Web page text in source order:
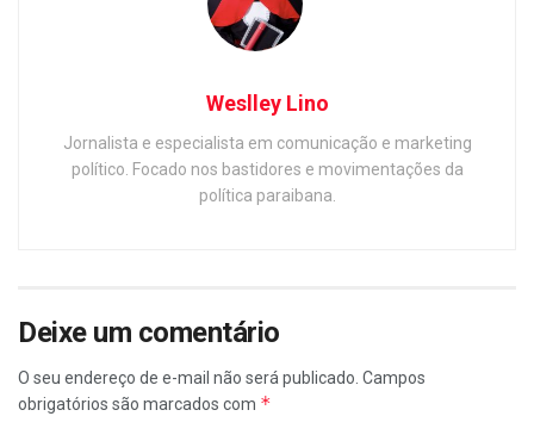
Weslley Lino
Jornalista e especialista em comunicação e marketing
político. Focado nos bastidores e movimentações da
política paraibana.
Deixe um comentário
O seu endereço de e-mail não será publicado. Campos
obrigatórios são marcados com *